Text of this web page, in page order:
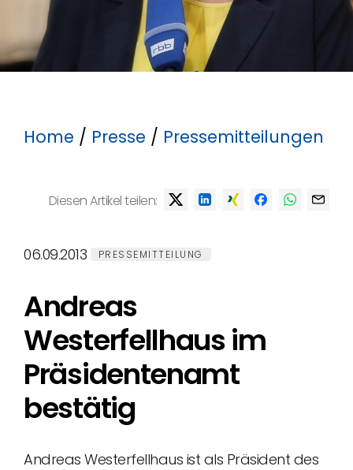
Home / Presse / Pressemitteilungen
Diesen Artikel teilen:
06.09.2013 PRESSEMITTEILUNG
Andreas
Westerfellhaus im
Präsidentenamt
bestätig
Andreas Westerfellhaus ist als Präsident des